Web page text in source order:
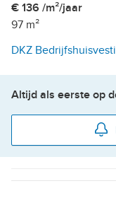
€ 136 /m²/jaar
97 m²
DKZ
Altijd als eerste op